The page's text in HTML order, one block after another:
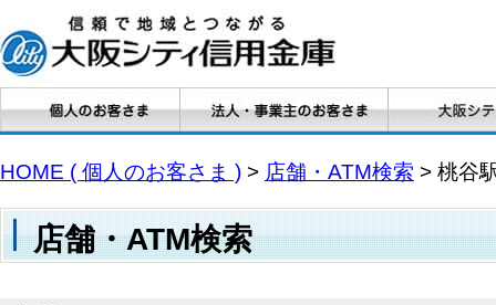
HOME ( 個人のお客さま ) > 店舗・ATM検索 > 桃谷
店舗・ATM検索